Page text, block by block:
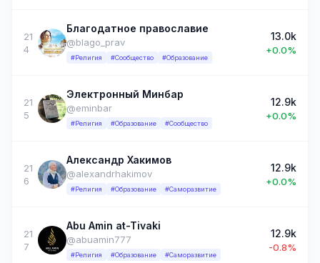
21
4
Благодатное православие
@blago_prav
#Религия #Сообщество #Образование
13.0k
+0.0%
21
5
Электронный Минбар
@eminbar
#Религия #Образование #Сообщество
12.9k
+0.0%
21
6
Александр Хакимов
@alexandrhakimov
#Религия #Образование #Саморазвитие
12.9k
+0.0%
21
7
Abu Amin at-Tivaki
@abuamin777
#Религия #Образование #Саморазвитие
12.9k
-0.8%